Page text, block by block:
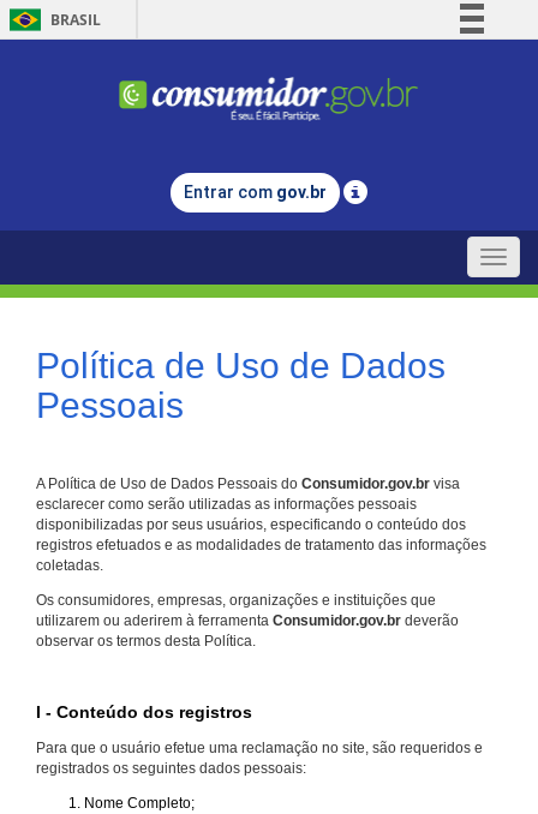
BRASIL
Comunica BR
Legislação
Entrar com gov.br
Toggle
Política de Uso de Dados
Pessoais
A Política de Uso de Dados Pessoais do Consumidor.gov.br visa
esclarecer como serão utilizadas as informações pessoais
disponibilizadas por seus usuários, especificando o conteúdo dos
registros efetuados e as modalidades de tratamento das informações
coletadas.
Os consumidores, empresas, organizações e instituições que
utilizarem ou aderirem à ferramenta Consumidor.gov.br deverão
observar os termos desta Política.
I - Conteúdo dos registros
Para que o usuário efetue uma reclamação no site, são requeridos e
registrados os seguintes dados pessoais:
Nome Completo;